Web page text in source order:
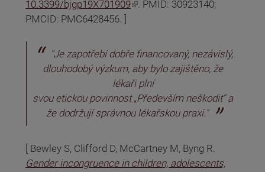
10.3399/bjgp19X701909
(odkaz je externí)
. PMID: 30923140;
PMCID: PMC6428456. ]
"Je zapotřebí dobře financovaný, nezávislý,
dlouhodobý výzkum, aby bylo zajištěno, že
lékaři plní
svou etickou povinnost „Především neškodit“ a
že dodržují správnou lékařskou praxi."
[ Bewley S, Clifford D, McCartney M, Byng R.
Gender incongruence in children, adolescents,